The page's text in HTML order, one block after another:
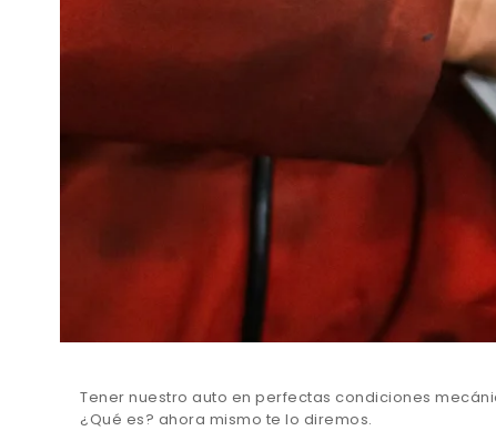
Tener nuestro auto en perfectas condiciones
¿Qué es? ahora mismo te lo diremos.